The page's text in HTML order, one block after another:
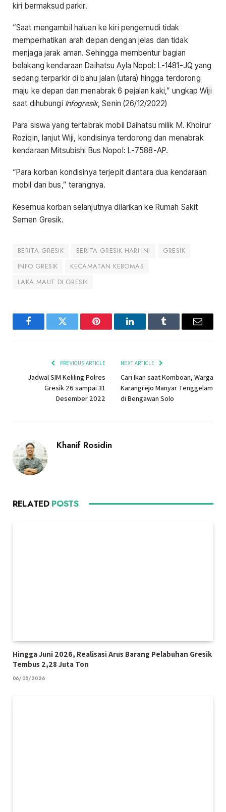
kiri bermaksud parkir.
“Saat mengambil haluan ke kiri pengemudi tidak
memperhatikan arah depan dengan jelas dan tidak
menjaga jarak aman. Sehingga membentur bagian
belakang kendaraan Daihatsu Ayla Nopol: L-1481-JQ yang
sedang terparkir di bahu jalan (utara) hingga terdorong
maju ke depan dan menabrak 6 pejalan kaki,” ungkap Wiji
saat dihubungi Infogresik, Senin (26/12/2022)
Para siswa yang tertabrak mobil Daihatsu milik M. Khoirur
Roziqin, lanjut Wiji, kondisinya terdorong dan menabrak
kendaraan Mitsubishi Bus Nopol: L-7588-AP.
“Para korban kondisinya terjepit diantara dua kendaraan
mobil dan bus,” terangnya.
Kesemua korban selanjutnya dilarikan ke Rumah Sakit
Semen Gresik.
BERITA GRESIK BERITA GRESIK HARI INI
GRESIK
INFO GRESIK
KECAMATAN KEBOMAS
LAKA MAUT DI GRESIK
FacebookTwitter Pinterest LinkedInTumblr Email
PREVIOUS ARTICLE
Jadwal SIM Keliling Polres
Gresik 26 sampai 31
Desember 2022
NEXT ARTICLE
Cari Ikan saat Komboan, Warga
Karangrejo Manyar Tenggelam
di Bengawan Solo
Khanif Rosidin
RELATED POSTS
Hingga Juni 2026, Realisasi Arus Barang Pelabuhan Gresik
Tembus 2,28 Juta Ton
06/08/2026